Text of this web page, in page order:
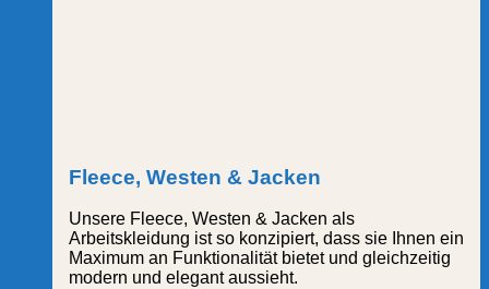
Fleece, Westen & Jacken
Unsere Fleece, Westen & Jacken als
Arbeitskleidung ist so konzipiert, dass sie Ihnen ein
Maximum an Funktionalität bietet und gleichzeitig
modern und elegant aussieht.